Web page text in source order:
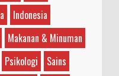
sebenarnya siapa
saya bilan...
Indonesia
Makanan & Minuman
Psikologi
Sains